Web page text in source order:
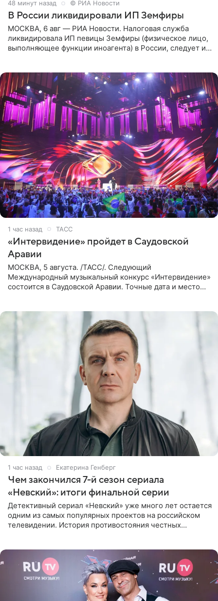
49 минут назад © РИА Новости
В России ликвидировали ИП Земфиры
МОСКВА, 6 авг — РИА Новости. Налоговая служба
ликвидировала ИП певицы Земфиры (физическое лицо,
выполняющее функции иноагента) в России, следует из
1 час назад ТАСС
«Интервидение» пройдет в Саудовской
Аравии
МОСКВА, 5 августа. /ТАСС/. Следующий
Международный музыкальный конкурс «Интервидение»
состоится в Саудовской Аравии. Точные дата и место
1 час назад Екатерина Генберг
Чем закончился 7-й сезон сериала
«Невский»: итоги финальной серии
Детективный сериал «Невский» уже много лет остается
одним из самых популярных проектов на российском
телевидении. История противостояния честных